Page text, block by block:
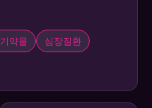
약물
심장질환